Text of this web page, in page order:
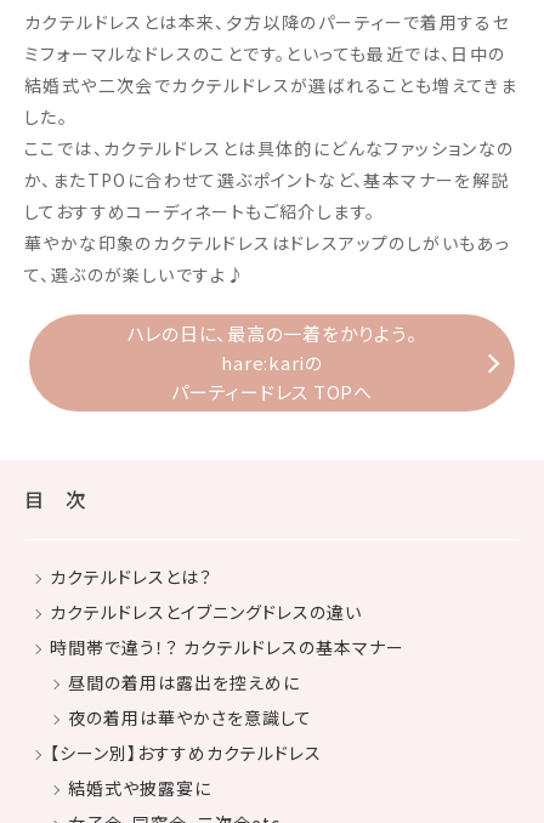
カクテルドレスとは本来、夕方以降のパーティーで着用するセ
ミフォーマルなドレスのことです。といっても最近では、日中の
結婚式や二次会でカクテルドレスが選ばれることも増えてきま
した。
ここでは、カクテルドレスとは具体的にどんなファッションなの
か、またTPOに合わせて選ぶポイントなど、基本マナーを解説
しておすすめコーディネートもご紹介します。
華やかな印象のカクテルドレスはドレスアップのしがいもあっ
て、選ぶのが楽しいですよ♪
ハレの日に、最高の一着をかりよう。
hare:kariの
パーティードレス TOPへ
目 次
カクテルドレスとは？
カクテルドレスとイブニングドレスの違い
時間帯で違う！？ カクテルドレスの基本マナー
昼間の着用は露出を控えめに
夜の着用は華やかさを意識して
【シーン別】おすすめカクテルドレス
結婚式や披露宴に